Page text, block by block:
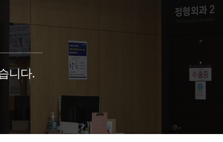
니다.